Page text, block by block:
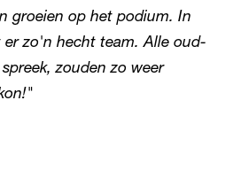
groeien op het podium. In
zo'n hecht team. Alle oud-
zouden zo weer